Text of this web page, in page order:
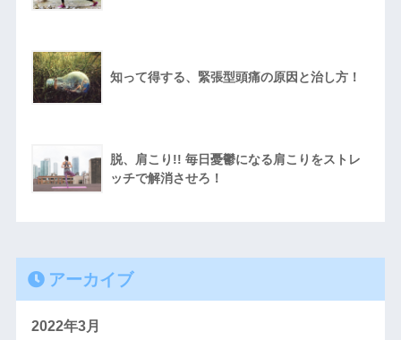
知って得する、緊張型頭痛の原因と治し方！
脱、肩こり!! 毎日憂鬱になる肩こりをストレ
ッチで解消させろ！
アーカイブ
2022年3月